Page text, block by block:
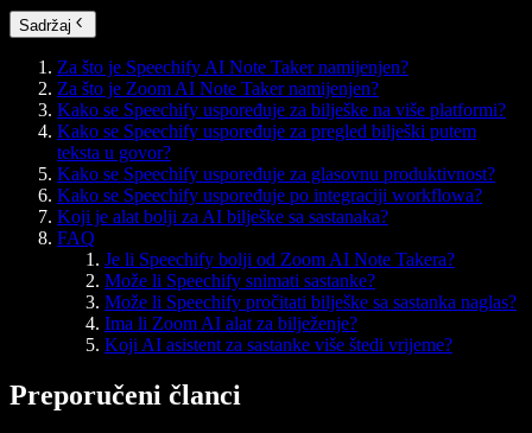
Sadržaj
Za što je Speechify AI Note Taker namijenjen?
Za što je Zoom AI Note Taker namijenjen?
Kako se Speechify uspoređuje za bilješke na više platformi?
Kako se Speechify uspoređuje za pregled bilješki putem
teksta u govor?
Kako se Speechify uspoređuje za glasovnu produktivnost?
Kako se Speechify uspoređuje po integraciji workflowa?
Koji je alat bolji za AI bilješke sa sastanaka?
FAQ
Je li Speechify bolji od Zoom AI Note Takera?
Može li Speechify snimati sastanke?
Može li Speechify pročitati bilješke sa sastanka naglas?
Ima li Zoom AI alat za bilježenje?
Koji AI asistent za sastanke više štedi vrijeme?
Preporučeni članci